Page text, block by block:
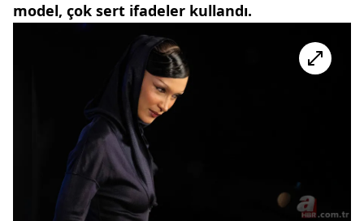
model, çok sert ifadeler kullandı.